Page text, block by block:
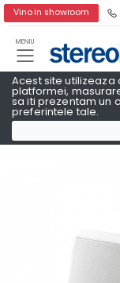
Acest site
platformei,
sa iti prezentam un
preferintele tale.
Vino in showroom
MENIU